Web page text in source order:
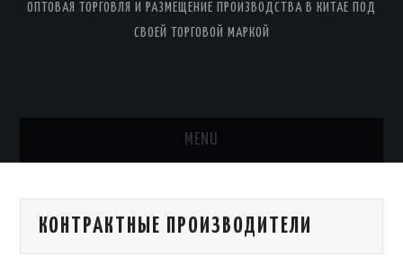
ОПТОВАЯ ТОРГОВЛЯ И РАЗМЕЩЕНИЕ ПРОИЗВОДСТВА В КИТАЕ ПОД
СВОЕЙ ТОРГОВОЙ МАРКОЙ
MENU
КАЛЕНДАРЬ ВЫСТАВОК В КИТАЕ
КОНТРАКТНЫЕ ПРОИЗВОДИТЕЛИ